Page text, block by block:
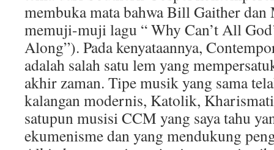
membuka mata bahwa Bill Gaither
memuji-muji lagu “ Why Can’t All
Along”). Pada kenyataannya,
adalah salah satu lem yang
akhir zaman. Tipe musik yang sama
kalangan modernis, Katolik,
satupun musisi CCM yang saya tahu
ekumenisme dan yang mendukung